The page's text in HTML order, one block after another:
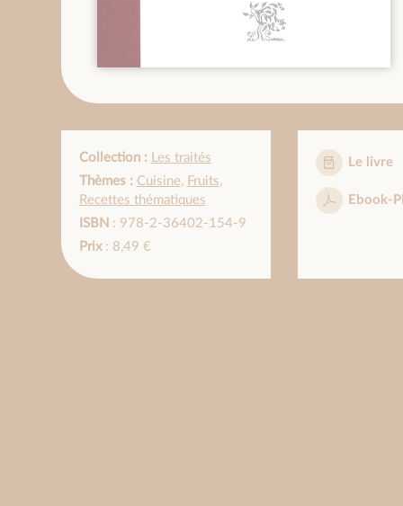
Collection :
Les traités
Thèmes : Cuisine, Fruits,
Recettes thématiques
ISBN : 978-2-36402-154-9
Prix: 8,49 €
Le livre
Ebook-